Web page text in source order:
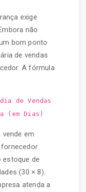
exige
não
bom ponto
de vendas
A fórmula
de Vendas
(em Dias)
em
fornecedor
estoque de
(30 × 8).
atenda a